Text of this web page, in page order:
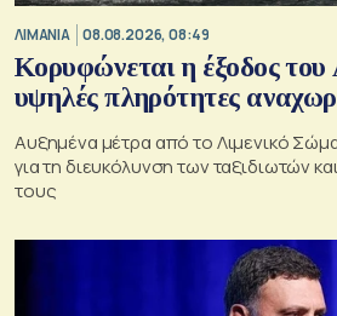
ΛΙΜΑΝΙΑ 08.08.2026, 08:49
Κορυφώνεται η έξοδος
υψηλές πληρότητες
Αυξημένα μέτρα από το Λιμενικό
για τη διευκόλυνση των ταξιδιωτών
τους